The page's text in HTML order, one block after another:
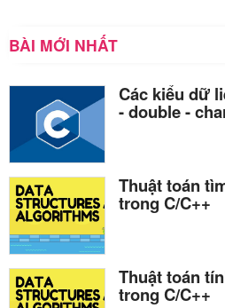
BÀI MỚI NHẤT
Các kiểu dữ
- double -
Thuật toán
trong C/C++
Thuật toán
trong C/C++